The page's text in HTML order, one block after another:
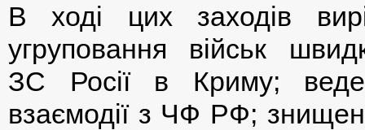
В ході цих заходів
угруповання військ
ЗС Росії в Криму;
взаємодії з ЧФ РФ;